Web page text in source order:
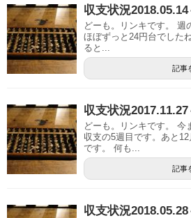
収支状況
どーも。リンキです。 週
ほぼずっと24円台でした
ると...
記事
収支状況
どーも。リンキです。 今
収支の5週目です。あと
です。 何も...
記事
収支状況